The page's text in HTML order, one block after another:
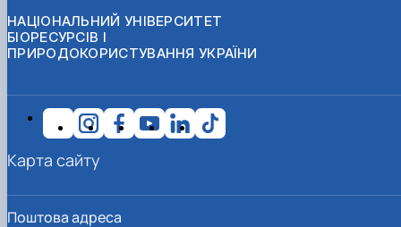
НАЦІОНАЛЬНИЙ УНІВЕРСИТЕТ
БІОРЕСУРСІВ І
ПРИРОДОКОРИСТУВАННЯ УКРАЇНИ
Поштова адреса
Карта сайту